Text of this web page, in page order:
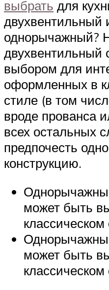
выбрать для
двухвентильный
однорычажный?
двухвентильный
выбором для
оформленных в
стиле (в том
вроде прованса
всех остальных
предпочесть
конструкцию.
может быть
классическом
может быть
классическом